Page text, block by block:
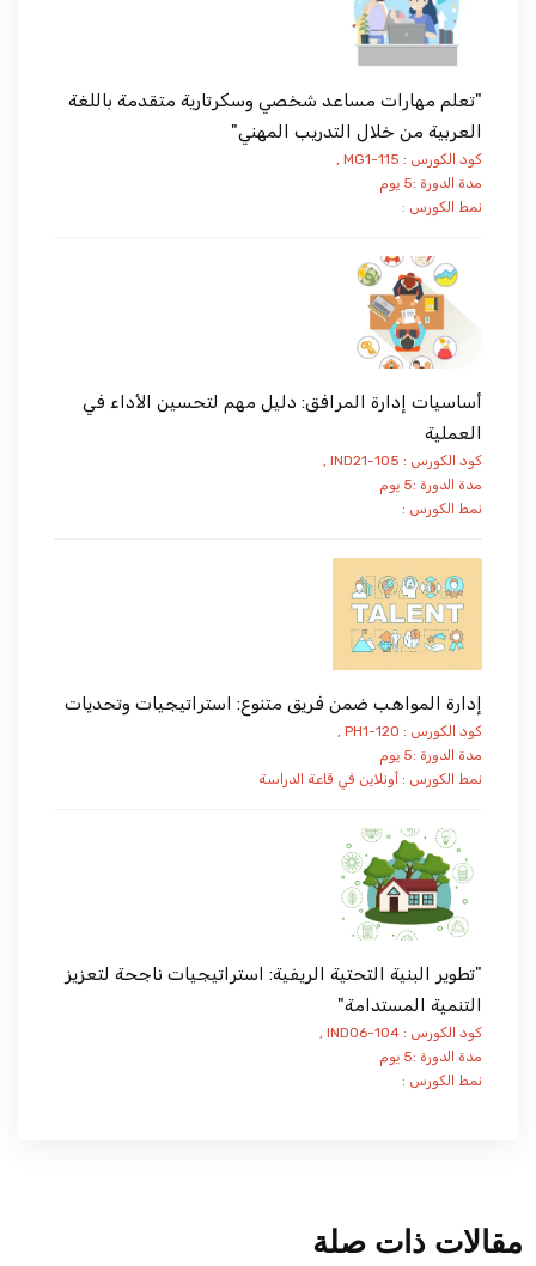
"تعلم مهارات مساعد شخصي وسكرتارية متقدمة باللغة
العربية من خلال التدريب المهني"
كود الكورس : MG1-115 ,
مدة الدورة :5 يوم
نمط الكورس :
أساسيات إدارة المرافق: دليل مهم لتحسين الأداء في
العملية
كود الكورس : IND21-105 ,
مدة الدورة :5 يوم
نمط الكورس :
إدارة المواهب ضمن فريق متنوع: استراتيجيات وتحديات
كود الكورس : PH1-120 ,
مدة الدورة :5 يوم
نمط الكورس : أونلاين في قاعة الدراسة
"تطوير البنية التحتية الريفية: استراتيجيات ناجحة لتعزيز
التنمية المستدامة"
كود الكورس : IND06-104 ,
مدة الدورة :5 يوم
نمط الكورس :
مقالات ذات صلة